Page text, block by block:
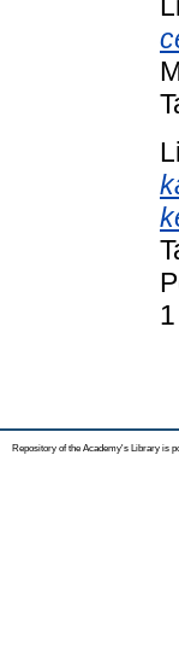
1
Repository of the Academy's Library is